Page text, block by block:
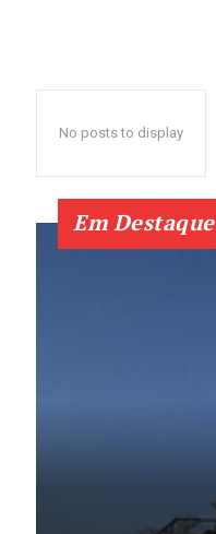
No posts to display
Em Destaque